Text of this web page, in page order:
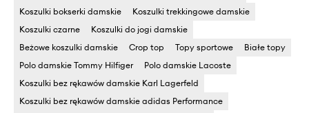
Koszulki bokserki damskie
Koszulki trekkingowe damskie
Koszulki czarne
Koszulki do jogi damskie
Beżowe koszulki damskie
Crop top Topy sportowe
Białe topy
Polo damskie Tommy Hilfiger
Polo damskie Lacoste
Koszulki bez rękawów damskie Karl Lagerfeld
Koszulki bez rękawów damskie adidas Performance